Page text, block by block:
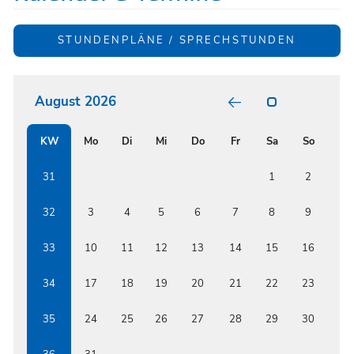
STUNDENPLÄNE / SPRECHSTUNDEN
August 2026
KW Mo Di Mi Do Fr Sa So
31 1 2
32 3 4 5 6 7 8 9
33 10 11 12 13 14 15 16
34 17 18 19 20 21 22 23
35 24 25 26 27 28 29 30
FORMS
ISSF
AND